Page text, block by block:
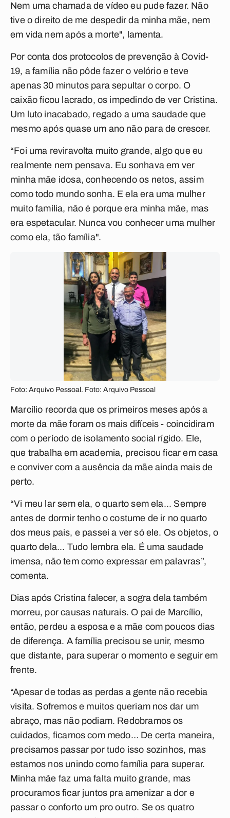
Nem uma chamada de vídeo eu pude fazer. Não
tive o direito de me despedir da minha mãe, nem
em vida nem após a morte", lamenta.
Por conta dos protocolos de prevenção à Covid-
19, a família não pôde fazer o velório e teve
apenas 30 minutos para sepultar o corpo. O
caixão ficou lacrado, os impedindo de ver Cristina.
Um luto inacabado, regado a uma saudade que
mesmo após quase um ano não para de crescer.
“Foi uma reviravolta muito grande, algo que eu
realmente nem pensava. Eu sonhava em ver
minha mãe idosa, conhecendo os netos, assim
como todo mundo sonha. E ela era uma mulher
muito família, não é porque era minha mãe, mas
era espetacular. Nunca vou conhecer uma mulher
como ela, tão família".
Foto: Arquivo Pessoal. Foto: Arquivo Pessoal
Marcílio recorda que os primeiros meses após a
morte da mãe foram os mais difíceis - coincidiram
com o período de isolamento social rígido. Ele,
que trabalha em academia, precisou ficar em casa
e conviver com a ausência da mãe ainda mais de
perto.
“Vi meu lar sem ela, o quarto sem ela... Sempre
antes de dormir tenho o costume de ir no quarto
dos meus pais, e passei a ver só ele. Os objetos, o
quarto dela... Tudo lembra ela. É uma saudade
imensa, não tem como expressar em palavras”,
comenta.
Dias após Cristina falecer, a sogra dela também
morreu, por causas naturais. O pai de Marcílio,
então, perdeu a esposa e a mãe com poucos dias
de diferença. A família precisou se unir, mesmo
que distante, para superar o momento e seguir em
frente.
“Apesar de todas as perdas a gente não recebia
visita. Sofremos e muitos queriam nos dar um
abraço, mas não podiam. Redobramos os
cuidados, ficamos com medo… De certa maneira,
precisamos passar por tudo isso sozinhos, mas
estamos nos unindo como família para superar.
Minha mãe faz uma falta muito grande, mas
procuramos ficar juntos pra amenizar a dor e
passar o conforto um pro outro. Se os quatro